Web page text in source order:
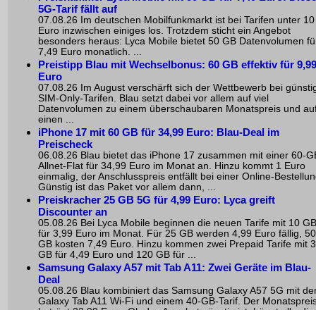
5G-Tarif fällt auf
07.08.26 Im deutschen Mobilfunkmarkt ist bei Tarifen unter 10
Euro inzwischen einiges los. Trotzdem sticht ein Angebot
besonders heraus: Lyca Mobile bietet 50 GB Datenvolumen
7,49 Euro monatlich. ...
Preistipp Blau mit Wechselbonus: 60 GB effektiv für 9,99
Euro
07.08.26 Im August verschärft sich der Wettbewerb bei
SIM-Only-Tarifen. Blau setzt dabei vor allem auf viel
Datenvolumen zu einem überschaubaren Monatspreis und
einen ...
iPhone 17 mit 60 GB für 34,99 Euro: Blau-Deal im
Preischeck
06.08.26 Blau bietet das iPhone 17 zusammen mit einer 60-
Allnet-Flat für 34,99 Euro im Monat an. Hinzu kommt 1 Euro
einmalig, der Anschlusspreis entfällt bei einer Online-
Günstig ist das Paket vor allem dann, ...
Preiskracher 25 GB 5G für 4,99 Euro: Lyca greift
Discounter an
05.08.26 Bei Lyca Mobile beginnen die neuen Tarife mit 10 GB
für 3,99 Euro im Monat. Für 25 GB werden 4,99 Euro fällig, 50
GB kosten 7,49 Euro. Hinzu kommen zwei Prepaid Tarife mit
GB für 4,49 Euro und 120 GB für ...
Samsung Galaxy A57 mit Tab A11: Zwei Geräte im Blau-
Deal
05.08.26 Blau kombiniert das Samsung Galaxy A57 5G mit
Galaxy Tab A11 Wi-Fi und einem 40-GB-Tarif. Der